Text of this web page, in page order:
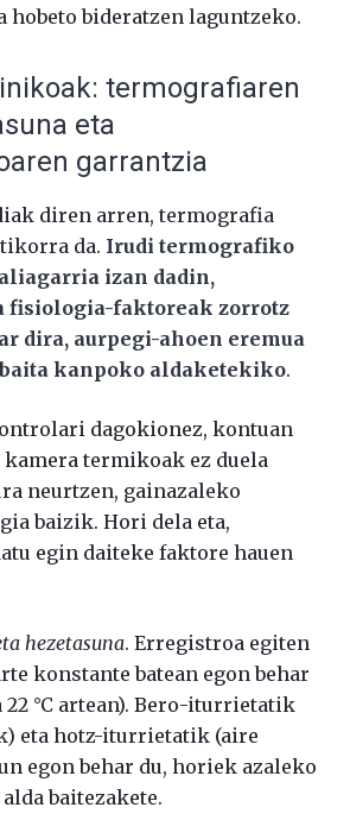
hobeto bideratzen laguntzeko.
termografiaren
eta
garrantzia
diren arren, termografia
da. Irudi termografiko
izan dadin,
fisiologia-faktoreak zorrotz
dira, aurpegi-ahoen eremua
kanpoko aldaketekiko.
dagokionez, kontuan
kamera termikoak ez duela
neurtzen, gainazaleko
baizik. Hori dela eta,
egin daiteke faktore hauen
hezetasuna. Erregistroa egiten
konstante batean egon behar
22 °C artean). Bero-iturrietatik
eta hotz-iturrietatik (aire
egon behar du, horiek azaleko
baitezakete.